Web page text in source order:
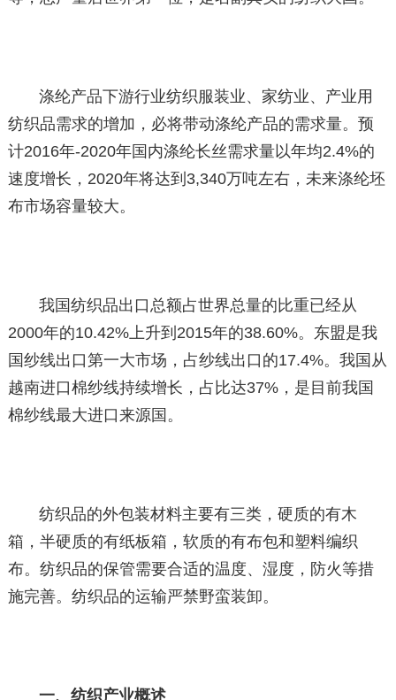
涤纶产品下游行业纺织服装业、家纺业、产业用
纺织品需求的增加，必将带动涤纶产品的需求量。预
计2016年-2020年国内涤纶长丝需求量以年均2.4%的
速度增长，2020年将达到3,340万吨左右，未来涤纶坯
布市场容量较大。
我国纺织品出口总额占世界总量的比重已经从
2000年的10.42%上升到2015年的38.60%。东盟是我
国纱线出口第一大市场，占纱线出口的17.4%。我国从
越南进口棉纱线持续增长，占比达37%，是目前我国
棉纱线最大进口来源国。
纺织品的外包装材料主要有三类，硬质的有木
箱，半硬质的有纸板箱，软质的有布包和塑料编织
布。纺织品的保管需要合适的温度、湿度，防火等措
施完善。纺织品的运输严禁野蛮装卸。
一、纺织产业概述